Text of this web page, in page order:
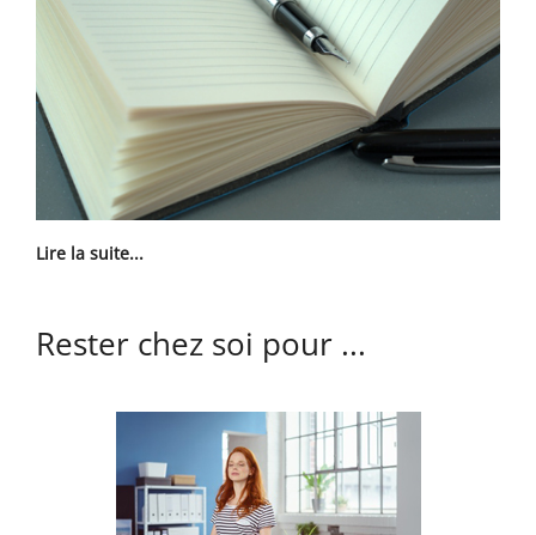
Lire la suite...
Rester chez soi pour ...